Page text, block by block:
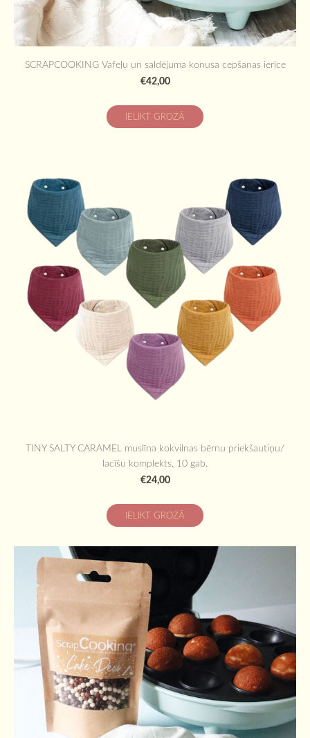
SCRAPCOOKING Vafeļu un saldējuma konusa cepšanas ierīce
€42,00
IELIKT GROZĀ
TINY SALTY CARAMEL muslīna kokvilnas bērnu priekšautiņu/
lacīšu komplekts, 10 gab.
€24,00
IELIKT GROZĀ